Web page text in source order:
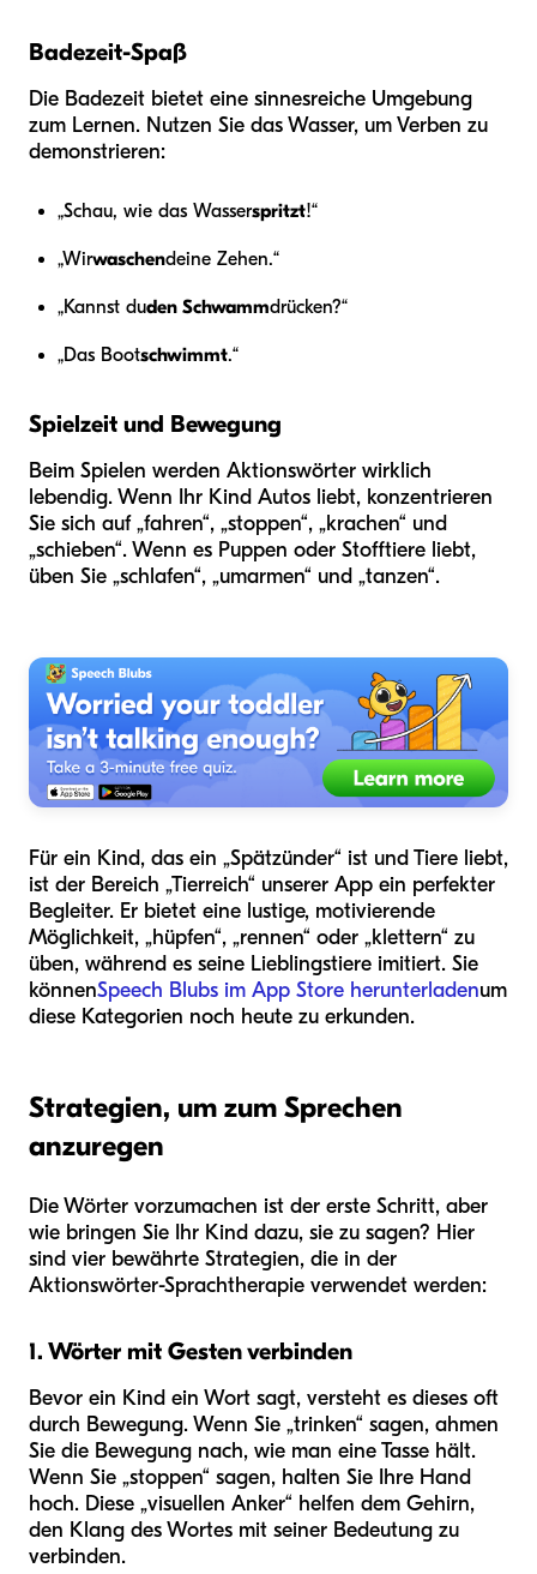
Badezeit-Spaß
Die Badezeit bietet eine sinnesreiche Umgebung
zum Lernen. Nutzen Sie das Wasser, um Verben zu
demonstrieren:
„Schau, wie das Wasserspritzt!“
„Wirwaschendeine Zehen.“
„Kannst duden Schwammdrücken?“
„Das Bootschwimmt.“
Spielzeit und Bewegung
Beim Spielen werden Aktionswörter wirklich
lebendig. Wenn Ihr Kind Autos liebt, konzentrieren
Sie sich auf „fahren“, „stoppen“, „krachen“ und
„schieben“. Wenn es Puppen oder Stofftiere liebt,
üben Sie „schlafen“, „umarmen“ und „tanzen“.
Für ein Kind, das ein „Spätzünder“ ist und Tiere liebt,
ist der Bereich „Tierreich“ unserer App ein perfekter
Begleiter. Er bietet eine lustige, motivierende
Möglichkeit, „hüpfen“, „rennen“ oder „klettern“ zu
üben, während es seine Lieblingstiere imitiert. Sie
könnenSpeech Blubs im App Store herunterladenum
diese Kategorien noch heute zu erkunden.
Strategien, um zum Sprechen
anzuregen
Die Wörter vorzumachen ist der erste Schritt, aber
wie bringen Sie Ihr Kind dazu, sie zu sagen? Hier
sind vier bewährte Strategien, die in der
Aktionswörter-Sprachtherapie verwendet werden:
1. Wörter mit Gesten verbinden
Bevor ein Kind ein Wort sagt, versteht es dieses oft
durch Bewegung. Wenn Sie „trinken“ sagen, ahmen
Sie die Bewegung nach, wie man eine Tasse hält.
Wenn Sie „stoppen“ sagen, halten Sie Ihre Hand
hoch. Diese „visuellen Anker“ helfen dem Gehirn,
den Klang des Wortes mit seiner Bedeutung zu
verbinden.